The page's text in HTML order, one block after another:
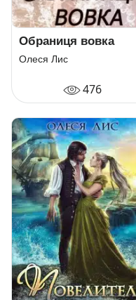
Обраниця вовка
Олеся Лис
476